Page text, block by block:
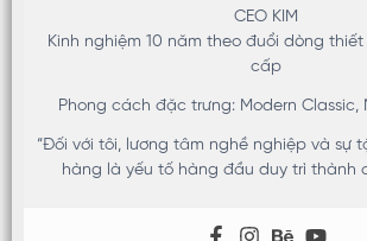
CEO KIM
Kinh nghiệm 10 năm theo đuổi dòng
cấp
Phong cách đặc trưng: Modern Classic,
“Đối với tôi, lương tâm nghề nghiệp và sự
hàng là yếu tố hàng đầu duy trì thành